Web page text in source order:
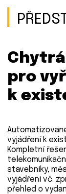
pro
k
vyjádření k
Kompletní
stavebníky,
vyjádření vč.
přehled o